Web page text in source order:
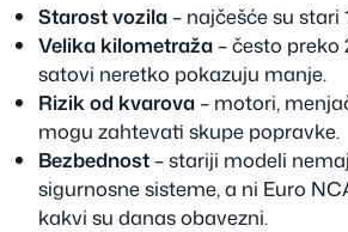
Starost vozila– najčešće su stari
Velika kilometraža– često preko
satovi neretko pokazuju manje.
Rizik od kvarova– motori,
mogu zahtevati skupe popravke.
Bezbednost– stariji modeli
sigurnosne sisteme, a ni Euro
kakvi su danas obavezni.